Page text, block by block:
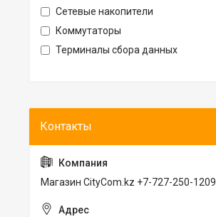
Сетевые накопители
Коммутаторы
Терминалы сбора данных
Магазин CityCom.kz +7-727-250-1209